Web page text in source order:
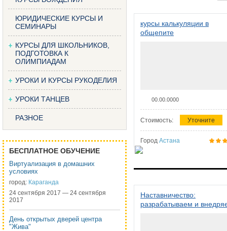
ЮРИДИЧЕСКИЕ КУРСЫ И
СЕМИНАРЫ
КУРСЫ ДЛЯ ШКОЛЬНИКОВ,
ПОДГОТОВКА К
ОЛИМПИАДАМ
УРОКИ И КУРСЫ РУКОДЕЛИЯ
УРОКИ ТАНЦЕВ
РАЗНОЕ
БЕСПЛАТНОЕ ОБУЧЕНИЕ
Виртуализация в домашних
условиях
город: Караганда
24 сентября 2017 — 24 сентября
2017
День открытых дверей центра
"Жива"
курсы калькуляции в
общепите
00.00.0000
Стоимость: Уточните
Город Астана
Наставничество:
разрабатываем и